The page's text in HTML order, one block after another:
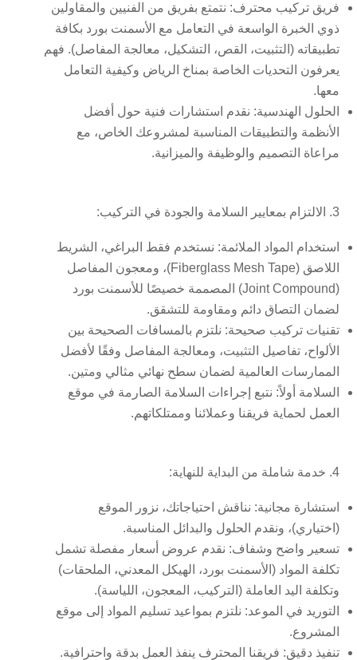
فريق تركيب محترف: نتمتع بفريق من الفنيين والمقاولين
ذوي الخبرة الواسعة في التعامل مع الأسمنت بورد بكافة
تطبيقاته (التثبيت، القص، التشكيل، معالجة المفاصل). فهم
يعرفون التحديات الخاصة بمناخ الرياض وكيفية التعامل
معها.
الحلول الهندسية: نقدم استشارات فنية حول أفضل
الأنظمة والتطبيقات المناسبة لمشروعك الخاص، مع
مراعاة التصميم والوظيفة والميزانية.
3. الالتزام بمعايير السلامة والجودة في التركيب:
استخدام المواد الملائمة: نستخدم فقط البراغي، الشريط
اللاصق (Fiberglass Mesh Tape)، ومعجون المفاصل
(Joint Compound) المصممة خصيصًا للأسمنت بورد
لضمان التصاق دائم ومقاومة للتشقق.
تقنيات تركيب صحيحة: نلتزم بالمسافات الصحيحة بين
الألواح، تفاصيل التثبيت، ومعالجة المفاصل وفقًا لأفضل
الممارسات العالمية لضمان سطح نهائي مثالي ومتين.
السلامة أولاً: نتبع إجراءات السلامة الصارمة في موقع
العمل لحماية فريقنا وعملائنا وممتلكاتهم.
4. خدمة شاملة من البداية للنهاية:
استشارة مجانية: نناقش احتياجاتك، نزور الموقع
(اختياري)، ونقدم الحلول والبدائل المناسبة.
تسعير واضح وشفاف: نقدم عروض أسعار مفصلة تشمل
تكلفة المواد (الأسمنت بورد، الهيكل المعدني، الملحقات)
وتكلفة اليد العاملة (التركيب، المعجون، اللياسة).
التوريد في الموعد: نلتزم بمواعيد تسليم المواد إلى موقع
المشروع.
تنفيذ دقيق: فريقنا المحترف ينفذ العمل بدقة واحترافية.